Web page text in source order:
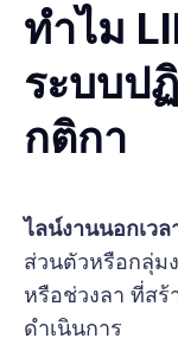
ทำไม
ระบบป
กติกา
ไลน์งานนอกเวล
ส่วนตัวหรือกลุ่ม
หรือช่วงลา ที่สร้
ดำเนินการ